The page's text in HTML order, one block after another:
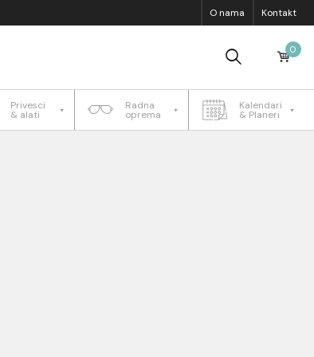
O nama Kontakt
0
Privesci
& alati
Radna
oprema
Kalendari
& Planeri